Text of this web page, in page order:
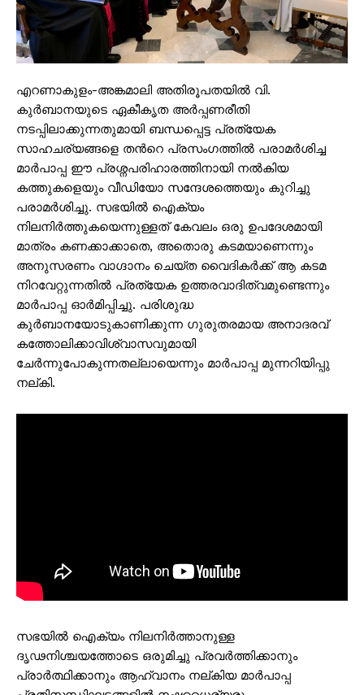
എറണാകുളം-അങ്കമാലി അതിരൂപതയില്‍ വി.
കുര്‍ബാനയുടെ ഏകീകൃത അര്‍പ്പണരീതി
നടപ്പിലാക്കുന്നതുമായി ബന്ധപ്പെട്ട പ്രത്യേക
സാഹചര്യങ്ങളെ തന്‍റെ പ്രസംഗത്തില്‍ പരാമര്‍ശിച്ച
മാര്‍പാപ്പ ഈ പ്രശ്നപരിഹാരത്തിനായി നല്‍കിയ
കത്തുകളെയും വീഡിയോ സന്ദേശത്തെയും കുറിച്ചു
പരാമര്‍ശിച്ചു. സഭയില്‍ ഐക്യം
നിലനിര്‍ത്തുകയെന്നുള്ളത് കേവലം ഒരു ഉപദേശമായി
മാത്രം കണക്കാക്കാതെ, അതൊരു കടമയാണെന്നും
അനുസരണം വാഗ്ദാനം ചെയ്ത വൈദികര്‍ക്ക് ആ കടമ
നിറവേറ്റുന്നതില്‍ പ്രത്യേക ഉത്തരവാദിത്വമുണ്ടെന്നും
മാര്‍പാപ്പ ഓര്‍മിപ്പിച്ചു. പരിശുദ്ധ
കുര്‍ബാനയോടുകാണിക്കുന്ന ഗുരുതരമായ അനാദരവ്
കത്തോലിക്കാവിശ്വാസവുമായി
ചേര്‍ന്നുപോകുന്നതല്ലായെന്നും മാര്‍പാപ്പ മുന്നറിയിപ്പു
നല്കി.
സഭയില്‍ ഐക്യം നിലനിര്‍ത്താനുള്ള
ദൃഢനിശ്ചയത്തോടെ ഒരുമിച്ചു പ്രവര്‍ത്തിക്കാനും
പ്രാര്‍ത്ഥിക്കാനും ആഹ്വാനം നല്കിയ മാര്‍പാപ്പ